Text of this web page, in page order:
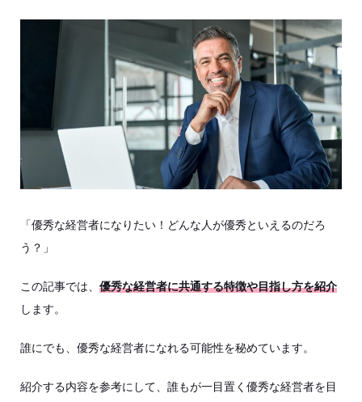
「優秀な経営者になりたい！どんな人が優秀といえるのだろ
う？」
この記事では、 優秀な経営者に共通する特徴や目指し方を紹介
します。
誰にでも、優秀な経営者になれる可能性を秘めています。
紹介する内容を参考にして、誰もが一目置く優秀な経営者を目